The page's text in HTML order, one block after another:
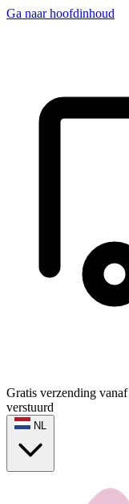
Ga naar hoofdinhoud
Gratis verzending vanaf
verstuurd
NL